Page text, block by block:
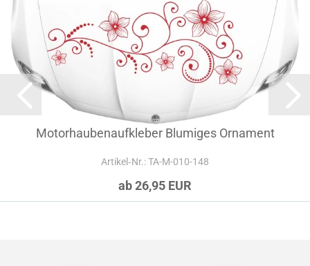
Motorhaubenaufkleber Blumiges Ornament
Artikel‑Nr.: TA-M-010-148
ab 26,95 EUR